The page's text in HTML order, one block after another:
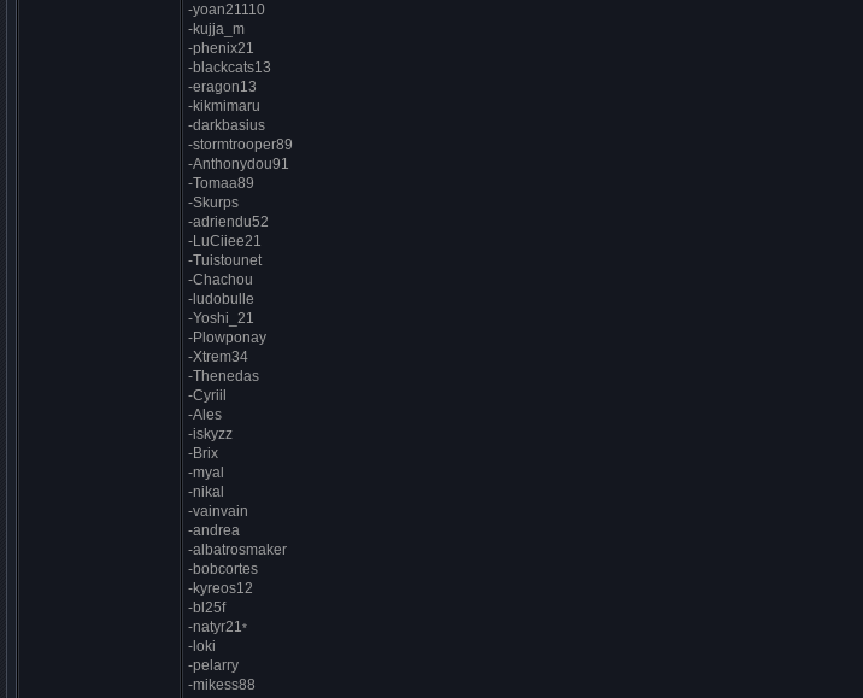
-yoan21110
-kujja_m
-phenix21
-blackcats13
-eragon13
-kikmimaru
-darkbasius
-stormtrooper89
-Anthonydou91
-Tomaa89
-Skurps
-adriendu52
-LuCiiee21
-Tuistounet
-Chachou
-ludobulle
-Yoshi_21
-Plowponay
-Xtrem34
-Thenedas
-Cyriil
-Ales
-iskyzz
-Brix
-myal
-nikal
-vainvain
-andrea
-albatrosmaker
-bobcortes
-kyreos12
-bl25f
-natyr21*
-loki
-pelarry
-mikess88